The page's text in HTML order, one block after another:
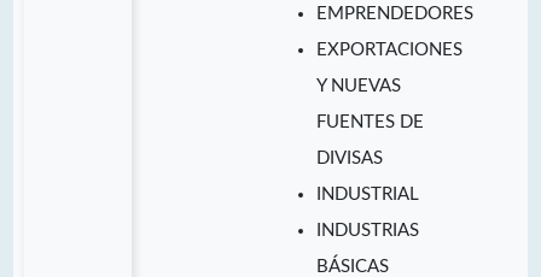
EMPRENDEDORES
EXPORTACIONES
Y NUEVAS
FUENTES DE
DIVISAS
INDUSTRIAL
INDUSTRIAS
BÁSICAS